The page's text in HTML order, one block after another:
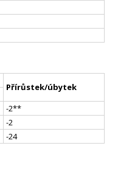
Přírůstek/úbytek
-2**
-2
-24